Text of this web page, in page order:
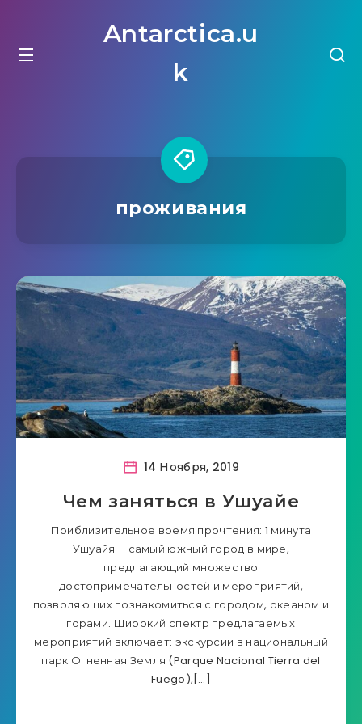
Antarctica.u
k
проживания
14 Ноября, 2019
Чем заняться в Ушуайе
Приблизительное время прочтения: 1 минута
Ушуайя – самый южный город в мире,
предлагающий множество
достопримечательностей и мероприятий,
позволяющих познакомиться с городом, океаном и
горами. Широкий спектр предлагаемых
мероприятий включает: экскурсии в национальный
парк Огненная Земля (Parque Nacional Tierra del
Fuego),[…]